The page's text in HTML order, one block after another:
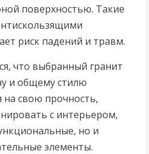
поверхностью. Такие
риск падений и травм.
что выбранный гранит
и общему стилю
свою прочность,
с интерьером,
но и
элементы.